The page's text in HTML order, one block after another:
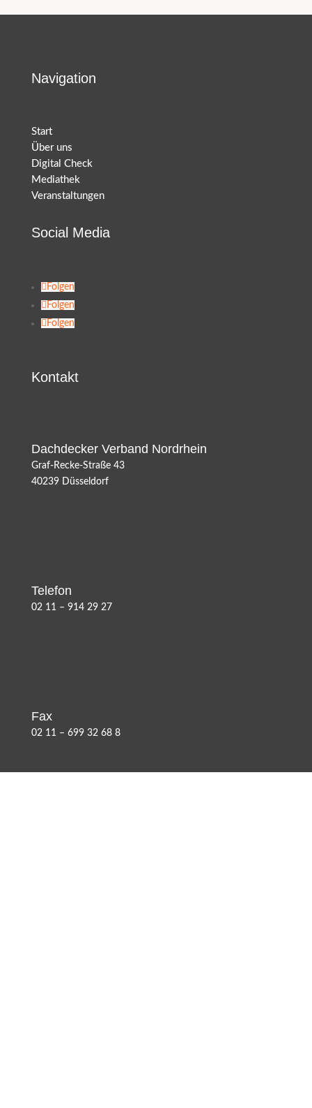
Navigation
Start
Über uns
Digital Check
Mediathek
Veranstaltungen
Social Media
Folgen
Folgen
Folgen
Kontakt
Dachdecker Verband Nordrhein
Graf-Recke-Straße 43
40239 Düsseldorf
Telefon
02 11 – 914 29 27
Fax
02 11 – 699 32 68 8